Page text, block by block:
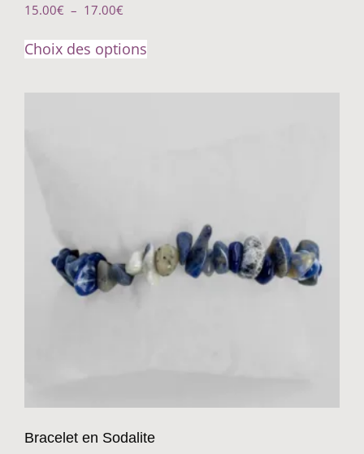
15.00€ – 17.00€
Choix des options
Bracelet en Sodalite